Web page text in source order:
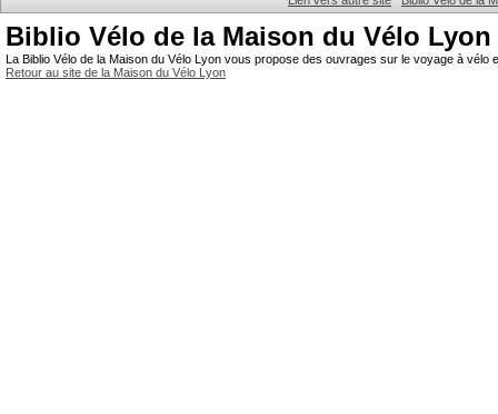
Biblio Vélo de la Maison du Vélo Lyon
La Biblio Vélo de la Maison du Vélo Lyon vous propose des ouvrages sur le voyage à
Retour au site de la Maison du Vélo Lyon